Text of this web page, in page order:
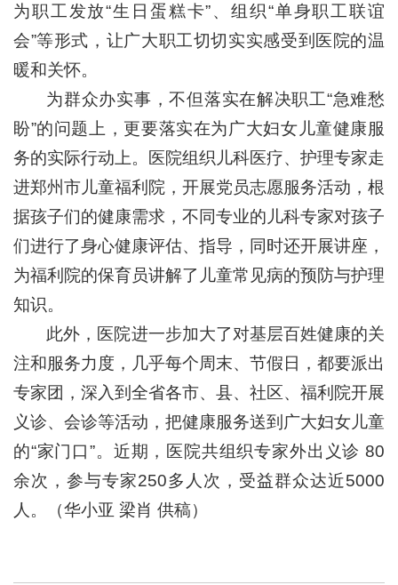
为职工发放“生日蛋糕卡”、组织“单身职工联谊
会”等形式，让广大职工切切实实感受到医院的温
暖和关怀。
为群众办实事，不但落实在解决职工“急难愁
盼”的问题上，更要落实在为广大妇女儿童健康服
务的实际行动上。医院组织儿科医疗、护理专家走
进郑州市儿童福利院，开展党员志愿服务活动，根
据孩子们的健康需求，不同专业的儿科专家对孩子
们进行了身心健康评估、指导，同时还开展讲座，
为福利院的保育员讲解了儿童常见病的预防与护理
知识。
此外，医院进一步加大了对基层百姓健康的关
注和服务力度，几乎每个周末、节假日，都要派出
专家团，深入到全省各市、县、社区、福利院开展
义诊、会诊等活动，把健康服务送到广大妇女儿童
的“家门口”。近期，医院共组织专家外出义诊 80
余次，参与专家250多人次，受益群众达近5000
人。（华小亚 梁肖 供稿）